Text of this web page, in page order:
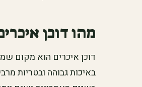
מהו דוכן
דוכן איכרים הוא מקום
באיכות גבוהה ובטריות